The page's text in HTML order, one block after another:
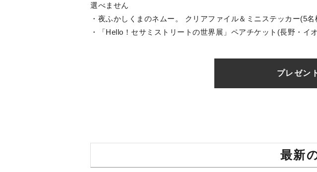
選べません
・夜ふかしくまのネムー。 クリアファイル＆ミニステッカー(5名
・「Hello！セサミストリートの世界展」ペアチケット(長野・
プレゼン
最新